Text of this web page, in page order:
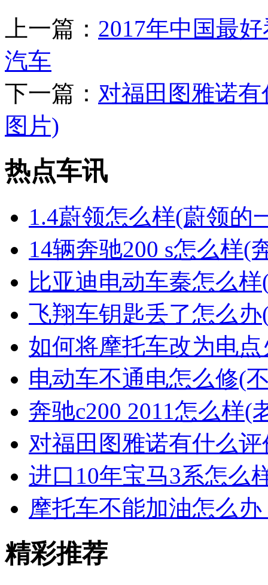
上一篇： 2017年中国最
汽车
下一篇： 对福田图雅诺
图片)
热点车讯
1.4蔚领怎么样(蔚领的
14辆奔驰200 s怎么样(
比亚迪电动车秦怎么
飞翔车钥匙丢了怎么
如何将摩托车改为电
电动车不通电怎么修(
奔驰c200 2011怎么样(
对福田图雅诺有什么
进口10年宝马3系怎么
摩托车不能加油怎么
精彩推荐